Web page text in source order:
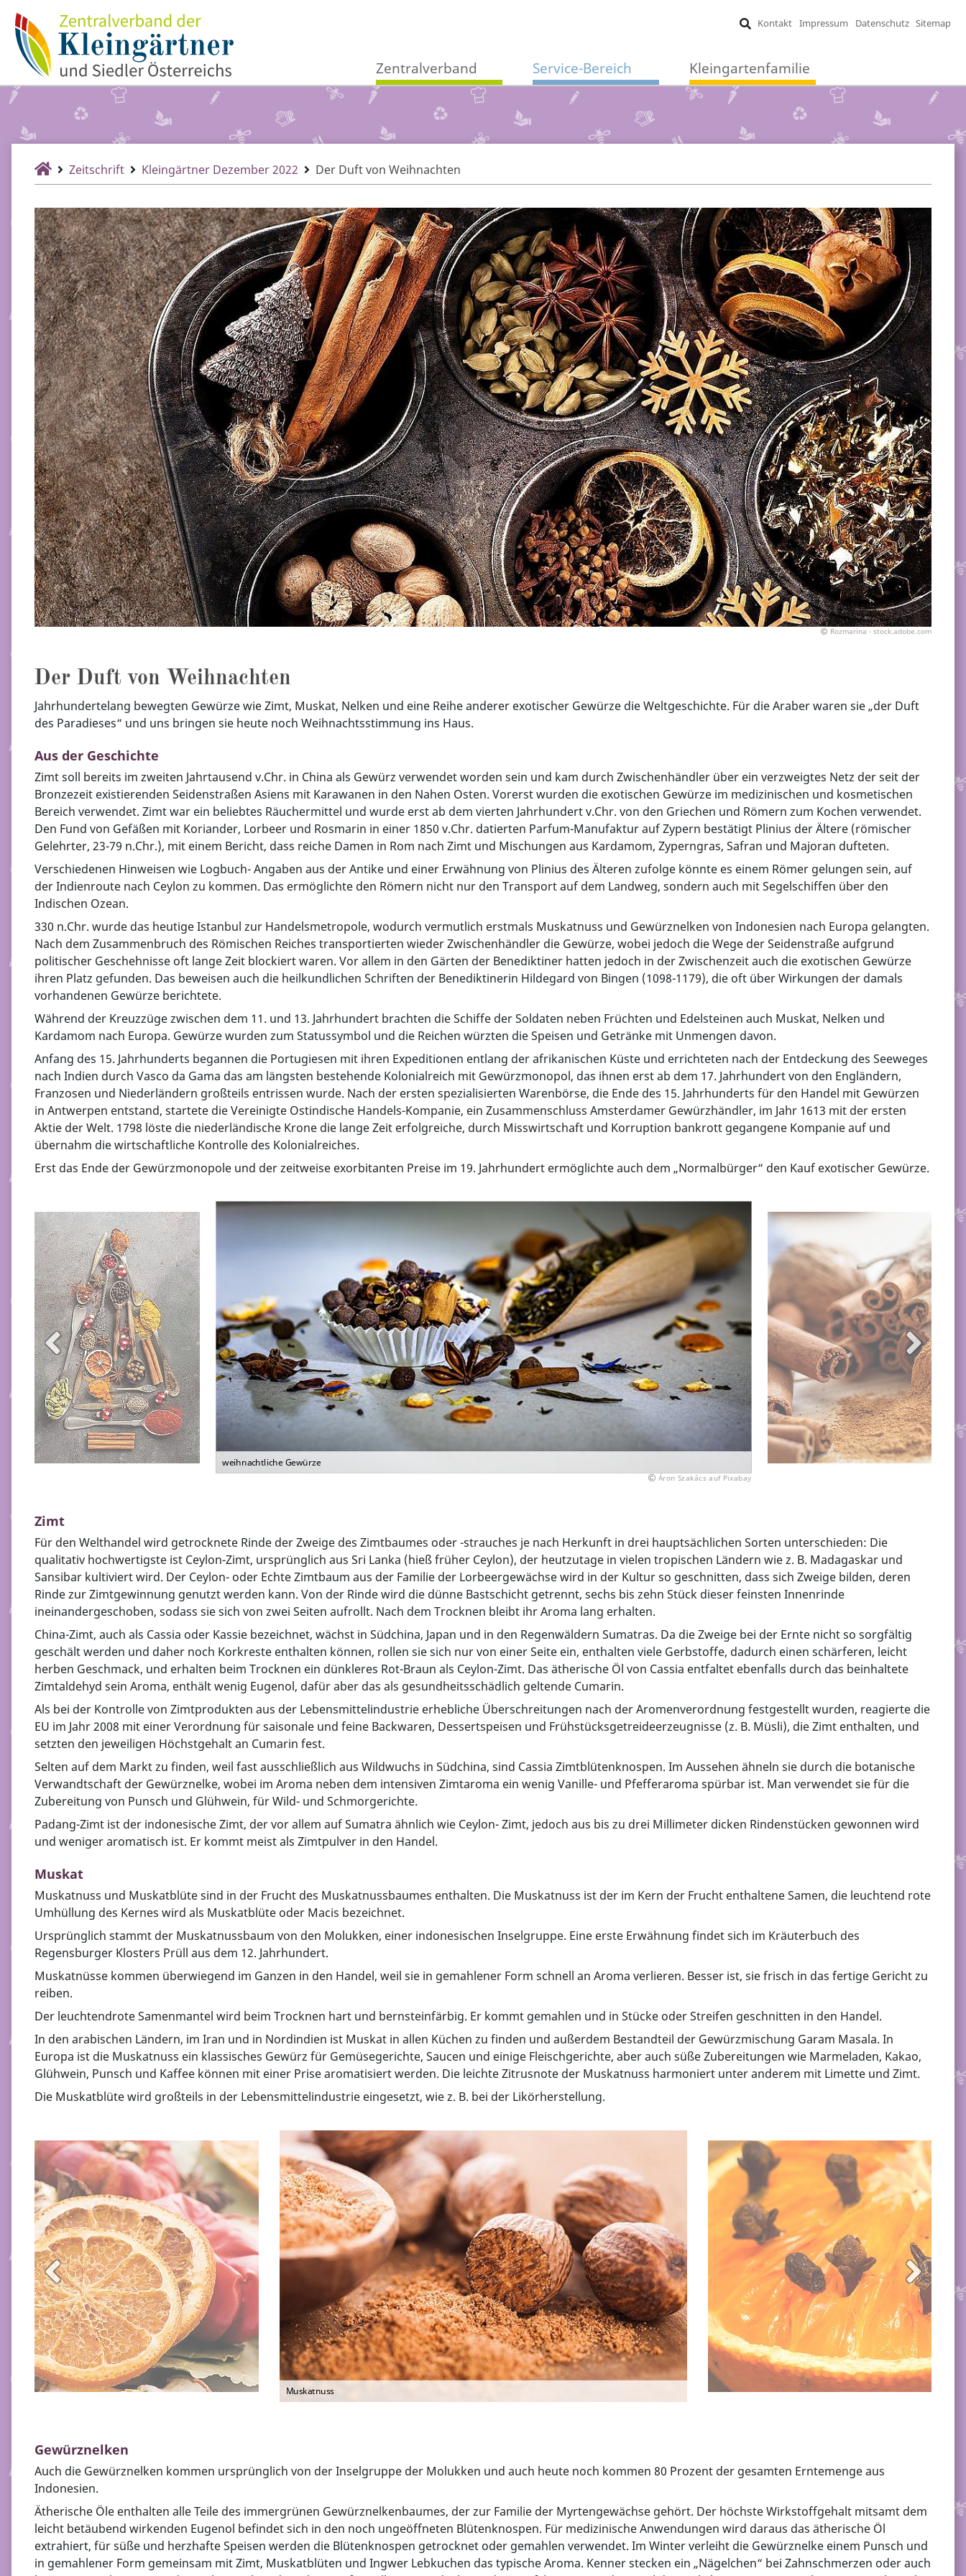
Zentralverband Service-Bereich Kleingartenfamilie
Kontakt Impressum Datenschutz Sitemap
Zeitschrift Kleingärtner Dezember 2022 Der Duft von Weihnachten
Rozmarina - stock.adobe.com
Der Duft von Weihnachten
Jahrhundertelang bewegten Gewürze wie Zimt, Muskat, Nelken und eine Reihe anderer exotischer Gewürze die Weltgeschichte. Für die Araber waren sie „der Duft
des Paradieses“ und uns bringen sie heute noch Weihnachtsstimmung ins Haus.
Aus der Geschichte
Zimt soll bereits im zweiten Jahrtausend v.Chr. in China als Gewürz verwendet worden sein und kam durch Zwischenhändler über ein verzweigtes Netz der seit der
Bronzezeit existierenden Seidenstraßen Asiens mit Karawanen in den Nahen Osten. Vorerst wurden die exotischen Gewürze im medizinischen und kosmetischen
Bereich verwendet. Zimt war ein beliebtes Räuchermittel und wurde erst ab dem vierten Jahrhundert v.Chr. von den Griechen und Römern zum Kochen verwendet.
Den Fund von Gefäßen mit Koriander, Lorbeer und Rosmarin in einer 1850 v.Chr. datierten Parfum-Manufaktur auf Zypern bestätigt Plinius der Ältere (römischer
Gelehrter, 23-79 n.Chr.), mit einem Bericht, dass reiche Damen in Rom nach Zimt und Mischungen aus Kardamom, Zyperngras, Safran und Majoran dufteten.
Verschiedenen Hinweisen wie Logbuch- Angaben aus der Antike und einer Erwähnung von Plinius des Älteren zufolge könnte es einem Römer gelungen sein, auf
der Indienroute nach Ceylon zu kommen. Das ermöglichte den Römern nicht nur den Transport auf dem Landweg, sondern auch mit Segelschiffen über den
Indischen Ozean.
330 n.Chr. wurde das heutige Istanbul zur Handelsmetropole, wodurch vermutlich erstmals Muskatnuss und Gewürznelken von Indonesien nach Europa gelangten.
Nach dem Zusammenbruch des Römischen Reiches transportierten wieder Zwischenhändler die Gewürze, wobei jedoch die Wege der Seidenstraße aufgrund
politischer Geschehnisse oft lange Zeit blockiert waren. Vor allem in den Gärten der Benediktiner hatten jedoch in der Zwischenzeit auch die exotischen Gewürze
ihren Platz gefunden. Das beweisen auch die heilkundlichen Schriften der Benediktinerin Hildegard von Bingen (1098-1179), die oft über Wirkungen der damals
vorhandenen Gewürze berichtete.
Während der Kreuzzüge zwischen dem 11. und 13. Jahrhundert brachten die Schiffe der Soldaten neben Früchten und Edelsteinen auch Muskat, Nelken und
Kardamom nach Europa. Gewürze wurden zum Statussymbol und die Reichen würzten die Speisen und Getränke mit Unmengen davon.
Anfang des 15. Jahrhunderts begannen die Portugiesen mit ihren Expeditionen entlang der afrikanischen Küste und errichteten nach der Entdeckung des Seeweges
nach Indien durch Vasco da Gama das am längsten bestehende Kolonialreich mit Gewürzmonopol, das ihnen erst ab dem 17. Jahrhundert von den Engländern,
Franzosen und Niederländern großteils entrissen wurde. Nach der ersten spezialisierten Warenbörse, die Ende des 15. Jahrhunderts für den Handel mit Gewürzen
in Antwerpen entstand, startete die Vereinigte Ostindische Handels-Kompanie, ein Zusammenschluss Amsterdamer Gewürzhändler, im Jahr 1613 mit der ersten
Aktie der Welt. 1798 löste die niederländische Krone die lange Zeit erfolgreiche, durch Misswirtschaft und Korruption bankrott gegangene Kompanie auf und
übernahm die wirtschaftliche Kontrolle des Kolonialreiches.
Erst das Ende der Gewürzmonopole und der zeitweise exorbitanten Preise im 19. Jahrhundert ermöglichte auch dem „Normalbürger“ den Kauf exotischer Gewürze.
weihnachtliche Gewürze
Áron Szakács auf Pixabay
Zimt
Für den Welthandel wird getrocknete Rinde der Zweige des Zimtbaumes oder -strauches je nach Herkunft in drei hauptsächlichen Sorten unterschieden: Die
qualitativ hochwertigste ist Ceylon-Zimt, ursprünglich aus Sri Lanka (hieß früher Ceylon), der heutzutage in vielen tropischen Ländern wie z. B. Madagaskar und
Sansibar kultiviert wird. Der Ceylon- oder Echte Zimtbaum aus der Familie der Lorbeergewächse wird in der Kultur so geschnitten, dass sich Zweige bilden, deren
Rinde zur Zimtgewinnung genutzt werden kann. Von der Rinde wird die dünne Bastschicht getrennt, sechs bis zehn Stück dieser feinsten Innenrinde
ineinandergeschoben, sodass sie sich von zwei Seiten aufrollt. Nach dem Trocknen bleibt ihr Aroma lang erhalten.
China-Zimt, auch als Cassia oder Kassie bezeichnet, wächst in Südchina, Japan und in den Regenwäldern Sumatras. Da die Zweige bei der Ernte nicht so sorgfältig
geschält werden und daher noch Korkreste enthalten können, rollen sie sich nur von einer Seite ein, enthalten viele Gerbstoffe, dadurch einen schärferen, leicht
herben Geschmack, und erhalten beim Trocknen ein dünkleres Rot-Braun als Ceylon-Zimt. Das ätherische Öl von Cassia entfaltet ebenfalls durch das beinhaltete
Zimtaldehyd sein Aroma, enthält wenig Eugenol, dafür aber das als gesundheitsschädlich geltende Cumarin.
Als bei der Kontrolle von Zimtprodukten aus der Lebensmittelindustrie erhebliche Überschreitungen nach der Aromenverordnung festgestellt wurden, reagierte die
EU im Jahr 2008 mit einer Verordnung für saisonale und feine Backwaren, Dessertspeisen und Frühstücksgetreideerzeugnisse (z. B. Müsli), die Zimt enthalten, und
setzten den jeweiligen Höchstgehalt an Cumarin fest.
Selten auf dem Markt zu finden, weil fast ausschließlich aus Wildwuchs in Südchina, sind Cassia Zimtblütenknospen. Im Aussehen ähneln sie durch die botanische
Verwandtschaft der Gewürznelke, wobei im Aroma neben dem intensiven Zimtaroma ein wenig Vanille- und Pfefferaroma spürbar ist. Man verwendet sie für die
Zubereitung von Punsch und Glühwein, für Wild- und Schmorgerichte.
Padang-Zimt ist der indonesische Zimt, der vor allem auf Sumatra ähnlich wie Ceylon- Zimt, jedoch aus bis zu drei Millimeter dicken Rindenstücken gewonnen wird
und weniger aromatisch ist. Er kommt meist als Zimtpulver in den Handel.
Muskat
Muskatnuss und Muskatblüte sind in der Frucht des Muskatnussbaumes enthalten. Die Muskatnuss ist der im Kern der Frucht enthaltene Samen, die leuchtend rote
Umhüllung des Kernes wird als Muskatblüte oder Macis bezeichnet.
Ursprünglich stammt der Muskatnussbaum von den Molukken, einer indonesischen Inselgruppe. Eine erste Erwähnung findet sich im Kräuterbuch des
Regensburger Klosters Prüll aus dem 12. Jahrhundert.
Muskatnüsse kommen überwiegend im Ganzen in den Handel, weil sie in gemahlener Form schnell an Aroma verlieren. Besser ist, sie frisch in das fertige Gericht zu
reiben.
Der leuchtendrote Samenmantel wird beim Trocknen hart und bernsteinfärbig. Er kommt gemahlen und in Stücke oder Streifen geschnitten in den Handel.
In den arabischen Ländern, im Iran und in Nordindien ist Muskat in allen Küchen zu finden und außerdem Bestandteil der Gewürzmischung Garam Masala. In
Europa ist die Muskatnuss ein klassisches Gewürz für Gemüsegerichte, Saucen und einige Fleischgerichte, aber auch süße Zubereitungen wie Marmeladen, Kakao,
Glühwein, Punsch und Kaffee können mit einer Prise aromatisiert werden. Die leichte Zitrusnote der Muskatnuss harmoniert unter anderem mit Limette und Zimt.
Die Muskatblüte wird großteils in der Lebensmittelindustrie eingesetzt, wie z. B. bei der Likörherstellung.
Muskatnuss
Gewürznelken
Auch die Gewürznelken kommen ursprünglich von der Inselgruppe der Molukken und auch heute noch kommen 80 Prozent der gesamten Erntemenge aus
Indonesien.
Ätherische Öle enthalten alle Teile des immergrünen Gewürznelkenbaumes, der zur Familie der Myrtengewächse gehört. Der höchste Wirkstoffgehalt mitsamt dem
leicht betäubend wirkenden Eugenol befindet sich in den noch ungeöffneten Blütenknospen. Für medizinische Anwendungen wird daraus das ätherische Öl
extrahiert, für süße und herzhafte Speisen werden die Blütenknospen getrocknet oder gemahlen verwendet. Im Winter verleiht die Gewürznelke einem Punsch und
in gemahlener Form gemeinsam mit Zimt, Muskatblüten und Ingwer Lebkuchen das typische Aroma. Kenner stecken ein „Nägelchen“ bei Zahnschmerzen oder auch